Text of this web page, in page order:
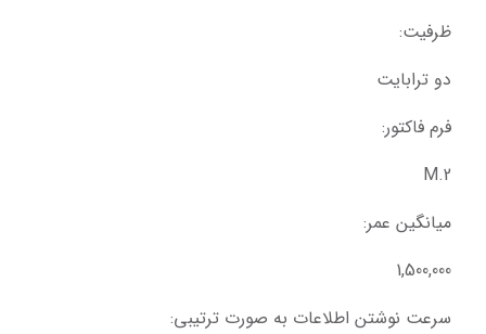
ظرفیت:
دو ترابایت
فرم فاکتور:
M.2
میانگین عمر:
1,500,000
سرعت نوشتن اطلاعات به صورت ترتیبی: